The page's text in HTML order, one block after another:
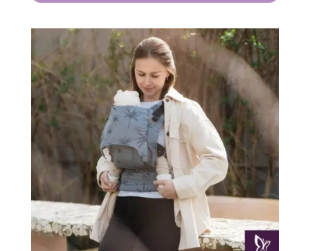
900 Ft
21
900 Ft